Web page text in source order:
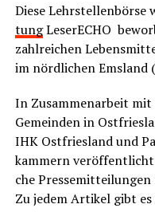
Die­se Lehr­stel­len­bör­se
tungLese­r­ECHO
zahl­rei­chen
im nörd­li­chen Ems­land
In Zusam­men­ar­beit mit
Gemein­den in
IHK Ost­fries­land und
kam­mern
che
Zu jedem Arti­kel gibt